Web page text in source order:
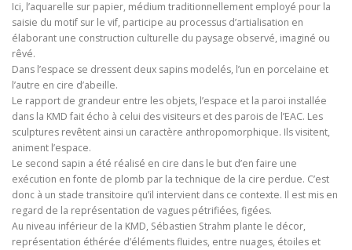
Ici, l’aquarelle sur papier, médium traditionnellement employé pour la
saisie du motif sur le vif, participe au processus d’artialisation en
élaborant une construction culturelle du paysage observé, imaginé ou
rêvé.
Dans l’espace se dressent deux sapins modelés, l’un en porcelaine et
l’autre en cire d’abeille.
Le rapport de grandeur entre les objets, l’espace et la paroi installée
dans la KMD fait écho à celui des visiteurs et des parois de l’EAC. Les
sculptures revêtent ainsi un caractère anthropomorphique. Ils visitent,
animent l’espace.
Le second sapin a été réalisé en cire dans le but d’en faire une
exécution en fonte de plomb par la technique de la cire perdue. C’est
donc à un stade transitoire qu’il intervient dans ce contexte. Il est mis en
regard de la représentation de vagues pétrifiées, figées.
Au niveau inférieur de la KMD, Sébastien Strahm plante le décor,
représentation éthérée d’éléments fluides, entre nuages, étoiles et